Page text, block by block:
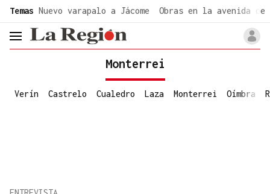
Temas Nuevo varapalo a Jácome Obras en la avenida de
header.menu.open
Monterrei
Verín Castrelo Cualedro Laza Monterrei Oímbra